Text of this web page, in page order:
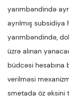
yarımbəndində
ayrılmış subsidiya
yarımbəndində,
üzrə alınan
büdcəsi hesabına
verilməsi
smetada öz əksini